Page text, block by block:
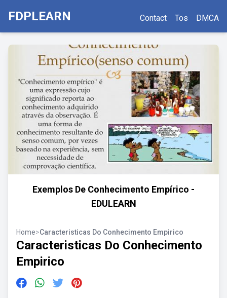
FDPLEARN Contact Tos DMCA
Exemplos De Conhecimento Empírico -
EDULEARN
Home>Caracteristicas Do Conhecimento Empirico
Caracteristicas Do Conhecimento
Empirico